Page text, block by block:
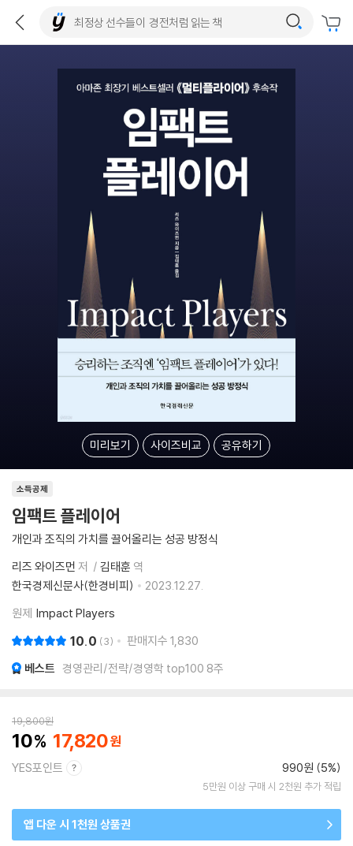
미리보기 사이즈비교 공유하기
소득공제
임팩트 플레이어
개인과 조직의 가치를 끌어올리는 성공 방정식
리즈 와이즈먼 저 김태훈 역
한국경제신문사(한경비피)
2023.12.27.
원제 Impact Players
10.0 3 판매지수 1,830
베스트 경영관리/전략/경영학 top100 8주
19,800원
10 17,820
YES포인트 990원 (5%)
5만원 이상 구매 시 2천원 추가 적립
앱 다운 시 1천원 상품권